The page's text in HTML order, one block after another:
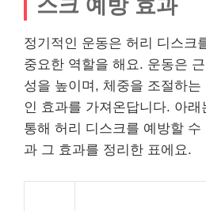
스크 예방 효과
정기적인 운동은 허리 디스크
중요한 역할을 해요. 운동은
성을 높이며, 체중을 조절하
인 효과를 가져온답니다. 아
통해 허리 디스크를 예방할 수
과 그 효과를 정리한 표에요.